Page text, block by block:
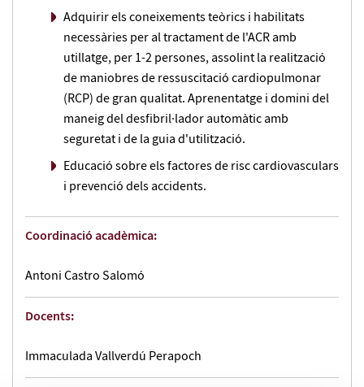
Adquirir els coneixements teòrics i habilitats
necessàries per al tractament de l'ACR amb
utillatge, per 1-2 persones, assolint la realització
de maniobres de ressuscitació cardiopulmonar
(RCP) de gran qualitat. Aprenentatge i domini del
maneig del desfibril·lador automàtic amb
seguretat i de la guia d'utilització.
Educació sobre els factores de risc cardiovasculars
i prevenció dels accidents.
Coordinació acadèmica:
Antoni Castro Salomó
Docents:
Immaculada Vallverdú Perapoch